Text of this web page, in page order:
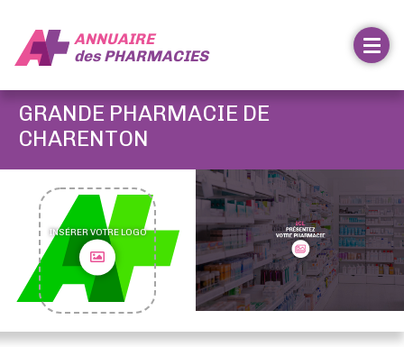
ANNUAIRE
desPHARMACIES
GRANDE PHARMACIE DE
CHARENTON
INSÉRER VOTRE LOGO